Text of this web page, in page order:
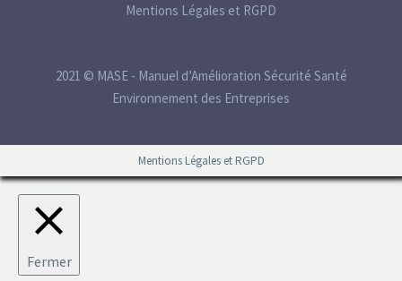
Mentions Légales et RGPD
2021 © MASE - Manuel d’Amélioration Sécurité Santé
Environnement des Entreprises
Mentions Légales et RGPD
Fermer